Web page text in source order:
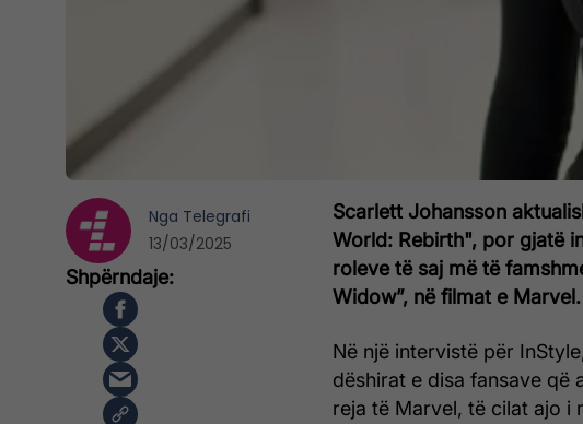
Scarlett Johansson
World: Rebirth", por gjatë
roleve të saj më të
Widow”, në filmat e Marvel.
Në një intervistë për
dëshirat e disa fansave që
reja të Marvel, të cilat ajo i
Nga Telegrafi
13/03/2025